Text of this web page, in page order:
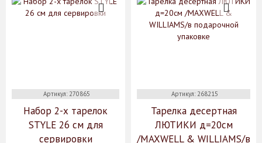
Артикул: 270865
Набор 2-х тарелок
STYLE 26 см для
сервировки
Артикул: 268215
Тарелка десертная
ЛЮТИКИ д=20см
/MAXWELL & WILLIAMS/в